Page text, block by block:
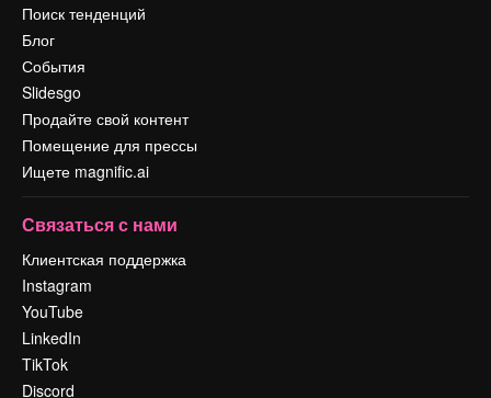
Поиск тенденций
Блог
События
Slidesgo
Продайте свой контент
Помещение для прессы
Ищете magnific.ai
Связаться с нами
Клиентская поддержка
Instagram
YouTube
LinkedIn
TikTok
Discord